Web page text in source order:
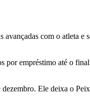
com o atleta e
por empréstimo até o
Ele deixa o